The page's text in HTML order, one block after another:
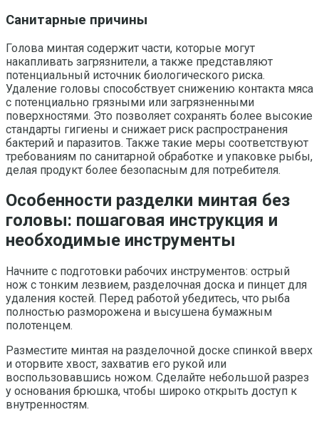
Санитарные причины
Голова минтая содержит части, которые могут
накапливать загрязнители, а также представляют
потенциальный источник биологического риска.
Удаление головы способствует снижению контакта мяса
с потенциально грязными или загрязненными
поверхностями. Это позволяет сохранять более высокие
стандарты гигиены и снижает риск распространения
бактерий и паразитов. Также такие меры соответствуют
требованиям по санитарной обработке и упаковке рыбы,
делая продукт более безопасным для потребителя.
Особенности разделки минтая без
головы: пошаговая инструкция и
необходимые инструменты
Начните с подготовки рабочих инструментов: острый
нож с тонким лезвием, разделочная доска и пинцет для
удаления костей. Перед работой убедитесь, что рыба
полностью разморожена и высушена бумажным
полотенцем.
Разместите минтая на разделочной доске спинкой вверх
и оторвите хвост, захватив его рукой или
воспользовавшись ножом. Сделайте небольшой разрез
у основания брюшка, чтобы широко открыть доступ к
внутренностям.